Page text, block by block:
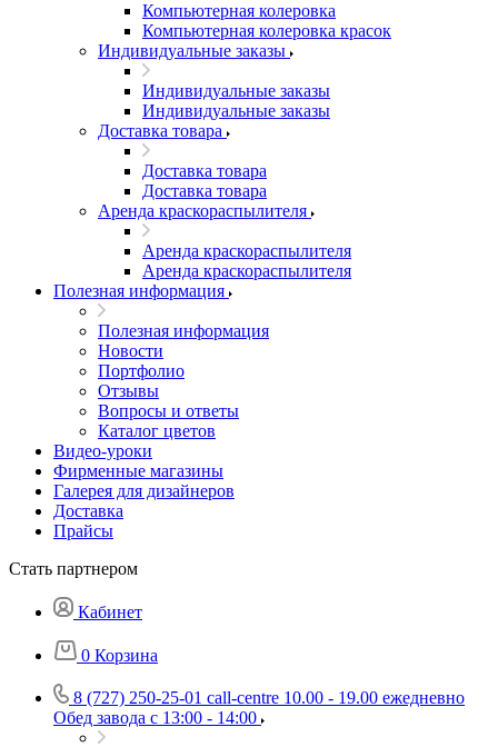
Компьютерная колеровка
Компьютерная колеровка красок
Индивидуальные заказы
Индивидуальные заказы
Индивидуальные заказы
Доставка товара
Доставка товара
Доставка товара
Аренда краскораспылителя
Аренда краскораспылителя
Аренда краскораспылителя
Полезная информация
Полезная информация
Новости
Портфолио
Отзывы
Вопросы и ответы
Каталог цветов
Видео-уроки
Фирменные магазины
Галерея для дизайнеров
Доставка
Прайсы
Стать партнером
Кабинет
0 Корзина
8 (727) 250-25-01 call-centre 10.00 - 19.00 ежедневно
Обед завода с 13:00 - 14:00